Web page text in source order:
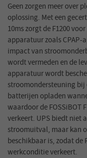
Geen zorgen meer over
oplossing. Met een
10ms zorgt de F1200
apparatuur zoals
impact van
wordt vermeden en de
apparatuur wordt
stroomondersteuning
batterijen opladen
waardoor de
verkeert. UPS biedt niet
stroomuitval, maar kan
beschikbaar is, zodat de
werkconditie verkeert.